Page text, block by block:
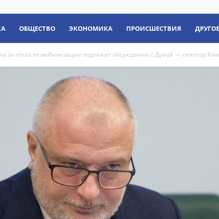
ОБЩЕСТВО ЭКОНОМИКА ПРОИСШЕСТВИЯ ДРУГОЕ
за отказ от мобилизации подлежит обсуждению с Думой — сенатор